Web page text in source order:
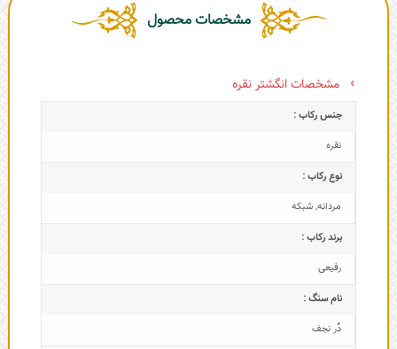
مشخصات محصول
مشخصات انگشتر نقره
جنس رکاب :
نقره
نوع رکاب :
مردانه,شبکه
برند رکاب :
رفیعی
نام سنگ :
دُر نجف